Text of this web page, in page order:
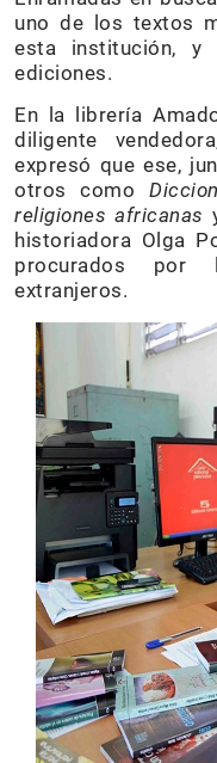
uno de los textos
esta institución, y
ediciones.
En la librería
diligente
expresó que ese,
otros como
religiones africanas
historiadora Olga
procurados por
extranjeros.